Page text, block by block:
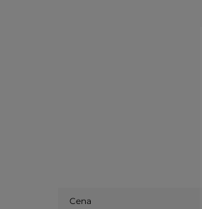
Cena